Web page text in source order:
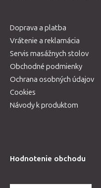
Doprava a platba
Vrátenie a reklamácia
Servis masážnych stolov
Obchodné podmienky
Ochrana osobných údajov
Cookies
Návody k produktom
Hodnotenie obchodu